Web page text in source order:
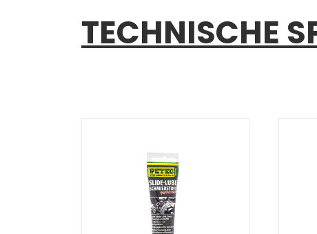
TECHNISCHE